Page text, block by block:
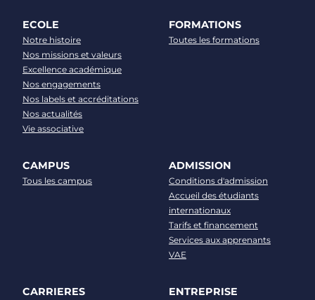
ECOLE
Notre histoire
Nos missions et valeurs
Excellence académique
Nos engagements
Nos labels et accréditations
Nos actualités
Vie associative
FORMATIONS
Toutes les formations
CAMPUS
Tous les campus
ADMISSION
Conditions d'admission
Accueil des étudiants
internationaux
Tarifs et financement
Services aux apprenants
VAE
CARRIERES ENTREPRISE